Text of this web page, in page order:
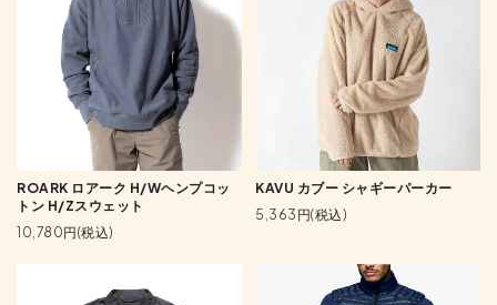
ROARK ロアーク H/Wヘンプコッ
トン H/Zスウェット
10,780円(税込)
KAVU カブー シャギーパーカー
5,363円(税込)